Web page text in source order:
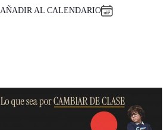
AÑADIR AL CALENDARIO